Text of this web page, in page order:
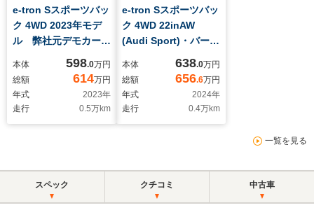
e-tron Sスポーツバッ
ク 4WD 2023年モデ
ル 弊社元デモカー
イリング バーチャル
エクステリアミラー
デジタルマトリクス
ト 電動シート
本体 598.0万円
総額
614万円
年式
2023年
走行
0.5万km
e-tron Sスポーツバッ
ク 4WD 22inAW
(Audi Sport)・バーチ
ー・パノラマサンルー
フ・4ゾーンAC・プラ
イバシーガラス・カラ
本体 638.0万円
総額
656.6万円
年式
2024年
走行
0.4万km
一覧を見る
スペック クチコミ 中古車